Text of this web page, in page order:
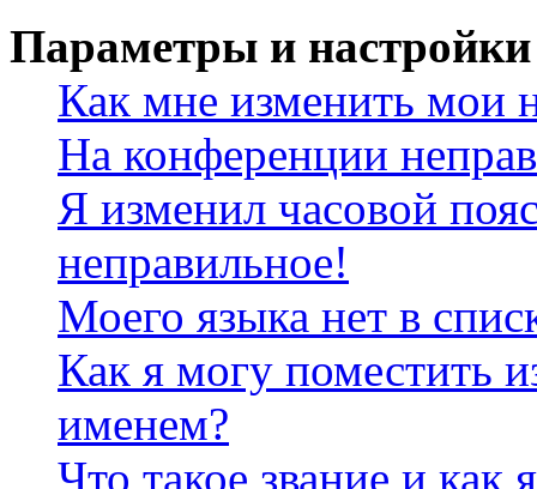
Параметры и настройки
Как мне изменить мои
На конференции
Я изменил часовой
неправильное!
Моего языка нет в
Как я могу поместить
именем?
Что такое звание и как